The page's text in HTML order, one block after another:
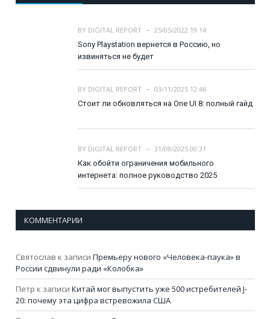
BY DIGITAL REPORT
25/05/2022 19:14
Sony Playstation вернется в Россию, но
извиняться не будет
BY DIGITAL REPORT
03/11/2025 12:46
Стоит ли обновляться на One UI 8: полный гайд
BY DIGITAL REPORT
31/08/2025 00:31
Как обойти ограничения мобильного
интернета: полное руководство 2025
КОММЕНТАРИИ
Святослав к записи Премьеру нового «Человека-паука» в
России сдвинули ради «Колобка»
Петр к записи Китай мог выпустить уже 500 истребителей J-
20: почему эта цифра встревожила США